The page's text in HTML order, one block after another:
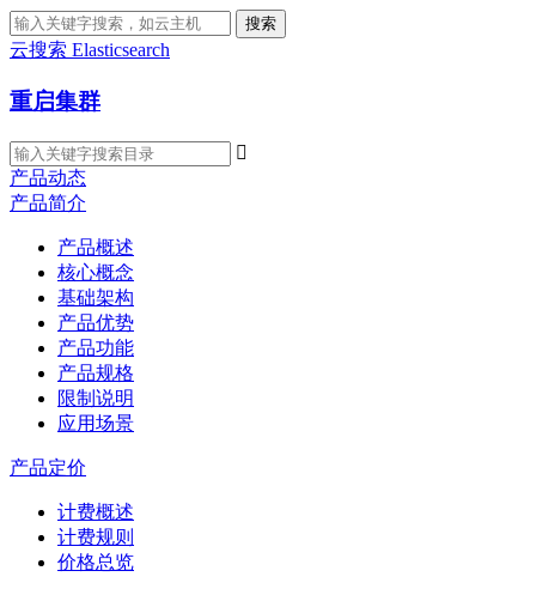
搜索
云搜索 Elasticsearch
重启集群

产品动态
产品简介
产品概述
核心概念
基础架构
产品优势
产品功能
产品规格
限制说明
应用场景
产品定价
计费概述
计费规则
价格总览